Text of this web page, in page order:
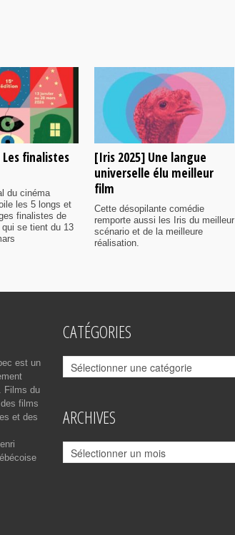
Les finalistes
du cinéma
les 5 longs et
finalistes de
se tient du 13
[Iris 2025] Une langue
universelle élu meilleur
film
Cette désopilante comédie
remporte aussi les Iris du meilleur
scénario et de la meilleure
réalisation.
est un
Films du
films
et des
CATÉGORIES
Catégories
ARCHIVES
Archives